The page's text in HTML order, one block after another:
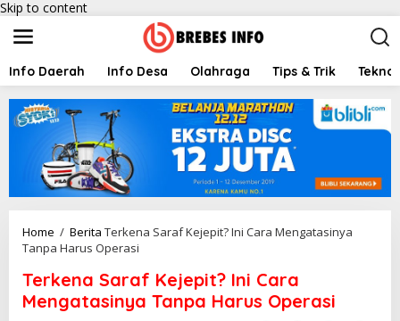
Skip to content
Info Daerah Info Desa Olahraga Tips & Trik
Home / Berita Terkena Saraf Kejepit? Ini Cara Mengatasinya
Tanpa Harus Operasi
Terkena Saraf Kejepit? Ini Cara
Mengatasinya Tanpa Harus Operasi